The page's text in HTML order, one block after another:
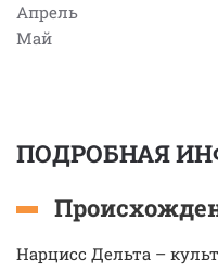
Апрель
Май
ПОДРОБНАЯ
Нарцисс Дельта –